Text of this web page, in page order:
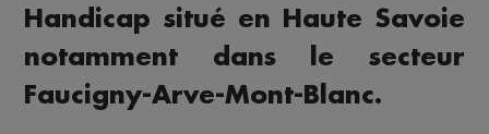
Handicap situé en Haute Savoie
notamment dans le secteur
Faucigny-Arve-Mont-Blanc.